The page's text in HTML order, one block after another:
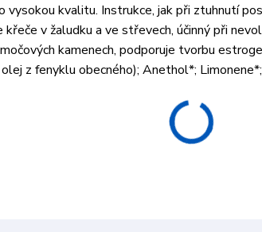
vysokou kvalitu. Instrukce, jak při ztuhnutí
křeče v žaludku a ve střevech, účinný při
kamenech, podporuje tvorbu
z fenyklu obecného); Anethol*;